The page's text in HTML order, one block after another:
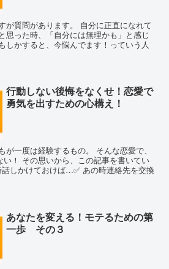
が質問があります。 自分に正直になれて
思った時、「自分には無理かも」と感じ
しかすると、今悩んでます！っていう人
行動しない後悔をなくせ！恋愛で
勇気を出すための心構え！
が一度は経験するもの。 そんな恋愛で、
！ その思いから、この記事を書いてい
しかけておけば…✅ あの時連絡先を交換
あなたを変える！モテるための第
一歩 その３